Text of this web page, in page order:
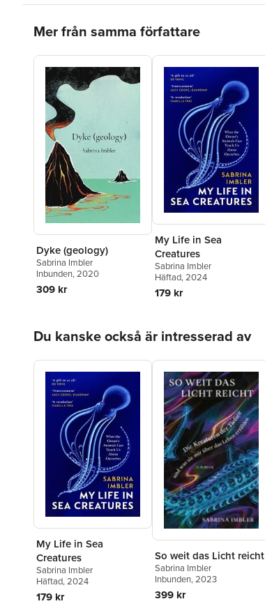
Mer från samma författare
Dyke (geology)
Sabrina Imbler
Inbunden, 2020
309 kr
My Life in Sea
Creatures
Sabrina Imbler
Häftad, 2024
179 kr
Du kanske också är intresserad av
My Life in Sea
Creatures
Sabrina Imbler
Häftad, 2024
179 kr
So weit das Licht reicht
Sabrina Imbler
Inbunden, 2023
399 kr